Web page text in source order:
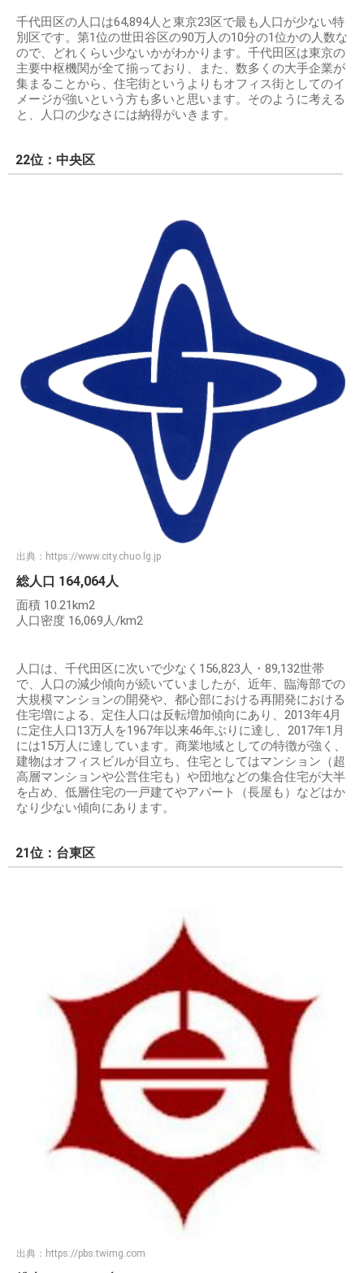
千代田区の人口は64,894人と東京23区で最も人口が少ない特
別区です。第1位の世田谷区の90万人の10分の1位かの人数な
ので、どれくらい少ないかがわかります。千代田区は東京の
主要中枢機関が全て揃っており、また、数多くの大手企業が
集まることから、住宅街というよりもオフィス街としてのイ
メージが強いという方も多いと思います。そのように考える
と、人口の少なさには納得がいきます。
22位：中央区
出典： https://www.city.chuo.lg.jp
総人口 164,064人
面積 10.21km2
人口密度 16,069人/km2
人口は、千代田区に次いで少なく156,823人・89,132世帯
で、人口の減少傾向が続いていましたが、近年、臨海部での
大規模マンションの開発や、都心部における再開発における
住宅増による、定住人口は反転増加傾向にあり、2013年4月
に定住人口13万人を1967年以来46年ぶりに達し、2017年1月
には15万人に達しています。商業地域としての特徴が強く、
建物はオフィスビルが目立ち、住宅としてはマンション（超
高層マンションや公営住宅も）や団地などの集合住宅が大半
を占め、低層住宅の一戸建てやアパート（長屋も）などはか
なり少ない傾向にあります。
21位：台東区
出典： https://pbs.twimg.com